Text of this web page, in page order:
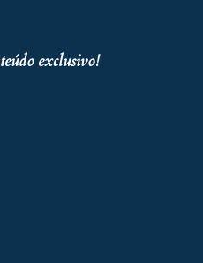
exclusivo!